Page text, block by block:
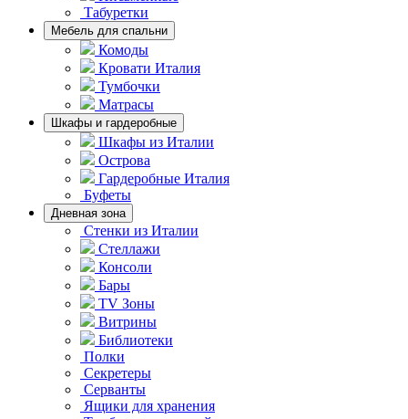
Табуретки
Мебель для спальни
Комоды
Кровати Италия
Тумбочки
Матрасы
Шкафы и гардеробные
Шкафы из Италии
Острова
Гардеробные Италия
Буфеты
Дневная зона
Стенки из Италии
Стеллажи
Консоли
Бары
TV Зоны
Витрины
Библиотеки
Полки
Секретеры
Серванты
Ящики для хранения